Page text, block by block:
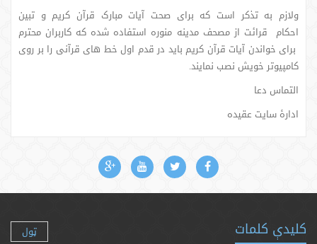
ولازم به تذکر است که برای صحت آیات مبارک قرآن کریم و تبین
احکام قرائت از مصحف مدینه منوره استفاده شده که کاربران محترم
برای خواندن آیات قرآن کریم باید در قدم اول خط های قرآنی را بر روی
کامپیوتر خویش نصب نمایند.
التماس دعا
ادارۀ سایت عقیده
کلیدې کلمات ټول